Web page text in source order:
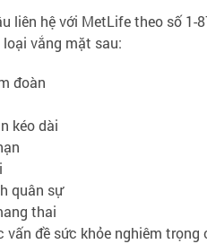
liên hệ với MetLife theo số 1-
vắng mặt sau:
đoàn
kéo dài
quân sự
thai
vấn đề sức khỏe nghiêm